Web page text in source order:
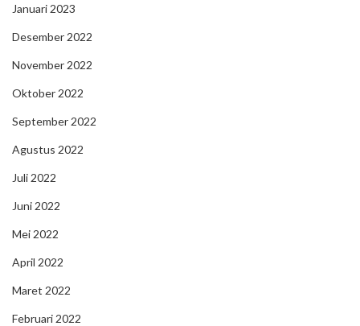
Januari 2023
Desember 2022
November 2022
Oktober 2022
September 2022
Agustus 2022
Juli 2022
Juni 2022
Mei 2022
April 2022
Maret 2022
Februari 2022